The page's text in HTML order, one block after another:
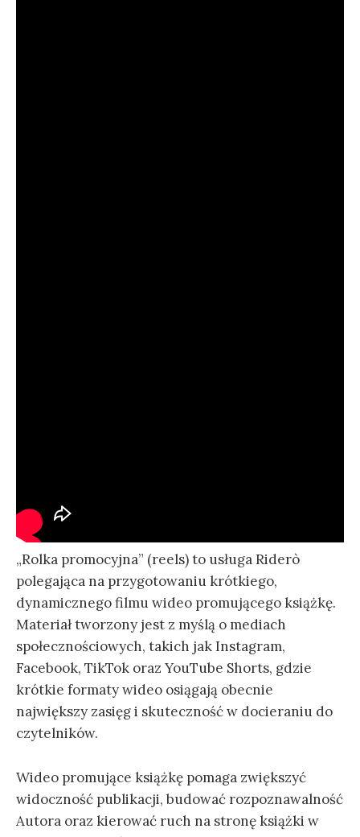
„Rolka promocyjna” (reels) to usługa Riderò
polegająca na przygotowaniu krótkiego,
dynamicznego filmu wideo promującego książkę.
Materiał tworzony jest z myślą o mediach
społecznościowych, takich jak Instagram,
Facebook, TikTok oraz YouTube Shorts, gdzie
krótkie formaty wideo osiągają obecnie
największy zasięg i skuteczność w docieraniu do
czytelników.
Wideo promujące książkę pomaga zwiększyć
widoczność publikacji, budować rozpoznawalność
Autora oraz kierować ruch na stronę książki w